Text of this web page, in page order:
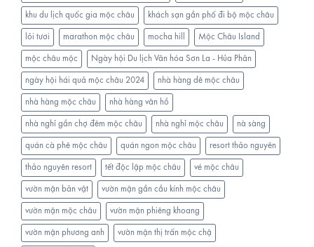
khu du lịch quốc gia mộc châu khách sạn gần phố đi bộ mộc châu
lỏi tươi marathon mộc châu mocha hill Mộc Châu Island
mộc châu mộc Ngày hội Du lịch Văn hóa Sơn La - Hủa Phăn
ngày hội hái quả mộc châu 2024 nhà hàng dê mộc châu
nhà hàng mộc châu nhà hàng vân hồ
nhà nghỉ gần chợ đêm mộc châu nhà nghỉ mộc châu nà sàng
quán cà phê mộc châu quán ngon mộc châu resort thảo nguyên
thảo nguyên resort tết độc lập mộc châu vé mộc châu
vườn mận bản vặt vườn mận gần cầu kính mộc châu
vườn mận mộc châu vườn mận phiêng khoang
vườn mận phương anh vườn mận thị trấn mộc chậ